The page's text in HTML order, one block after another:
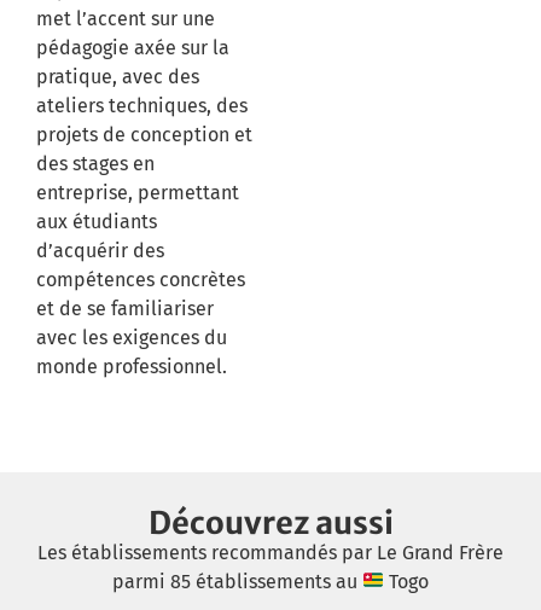
met l’accent sur une
pédagogie axée sur la
pratique, avec des
ateliers techniques, des
projets de conception et
des stages en
entreprise, permettant
aux étudiants
d’acquérir des
compétences concrètes
et de se familiariser
avec les exigences du
monde professionnel.
Découvrez aussi
Les établissements recommandés par Le Grand Frère
parmi 85 établissements au
Togo